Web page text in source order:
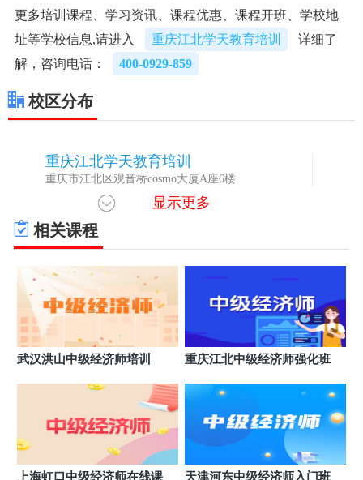
更多培训课程、学习资讯、课程优惠、课程开班、学校地
址等学校信息,请进入
重庆江北学天教育培训
详细了
解，咨询电话：
400-0929-859
校区分布
重庆江北学天教育培训
重庆市江北区观音桥cosmo大厦A座6楼
显示更多
相关课程
武汉洪山中级经济师培训 重庆江北中级经济师强化班
上海虹口中级经济师在线课 天津河东中级经济师入门班